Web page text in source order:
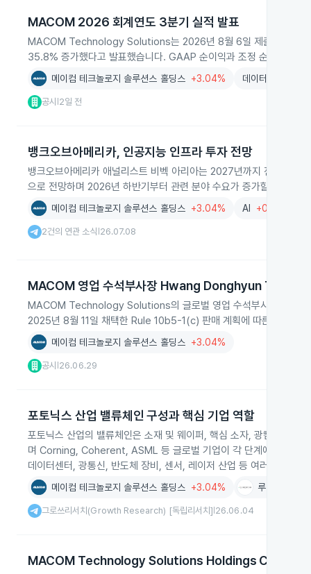
MACOM 2026 회계연도 3분기 실적 발표
MACOM Technology Solutions는 2026년 8월 6일 제출한 8-K에
35.8% 증가했다고 발표했습니다. GAAP 순이익과 조정 순이익, 4
메이컴 테크놀로지 솔루션스 홀딩스 +3.04% 데이터센터
공시 2일 전
뱅크오브아메리카, 인공지능 인프라 투자 전망
뱅크오브아메리카 애널리스트 비벡 아리아는 2027년까지 전 세계
으로 전망하며 2026년 하반기부터 관련 분야 수요가 증가할 것으로
메이컴 테크놀로지 솔루션스 홀딩스 +3.04% AI +0.01%
2건의 연관 소식 26.07.08
MACOM 영업 수석부사장 Hwang Donghyun
MACOM Technology Solutions의 글로벌 영업 수석부사장
2025년 8월 11일 채택한 Rule 10b5-1(c) 판매 계획에 따른 것이라고
메이컴 테크놀로지 솔루션스 홀딩스 +3.04%
공시 26.06.29
포토닉스 산업 밸류체인 구성과 핵심 기업 역할
포토닉스 산업의 밸류체인은 소재 및 웨이퍼, 핵심 소자, 광컴포넌트
며 Corning, Coherent, ASML 등 글로벌 기업이 각 단계에서 핵심
데이터센터, 광통신, 반도체 장비, 센서, 레이저 산업 등 여러 첨단 분
메이컴 테크놀로지 솔루션스 홀딩스 +3.04% 루멘텀 홀딩스
그로쓰리서치(Growth Research) [독립리서치] 26.06.04
MACOM Technology Solutions Holdings CEO Daly